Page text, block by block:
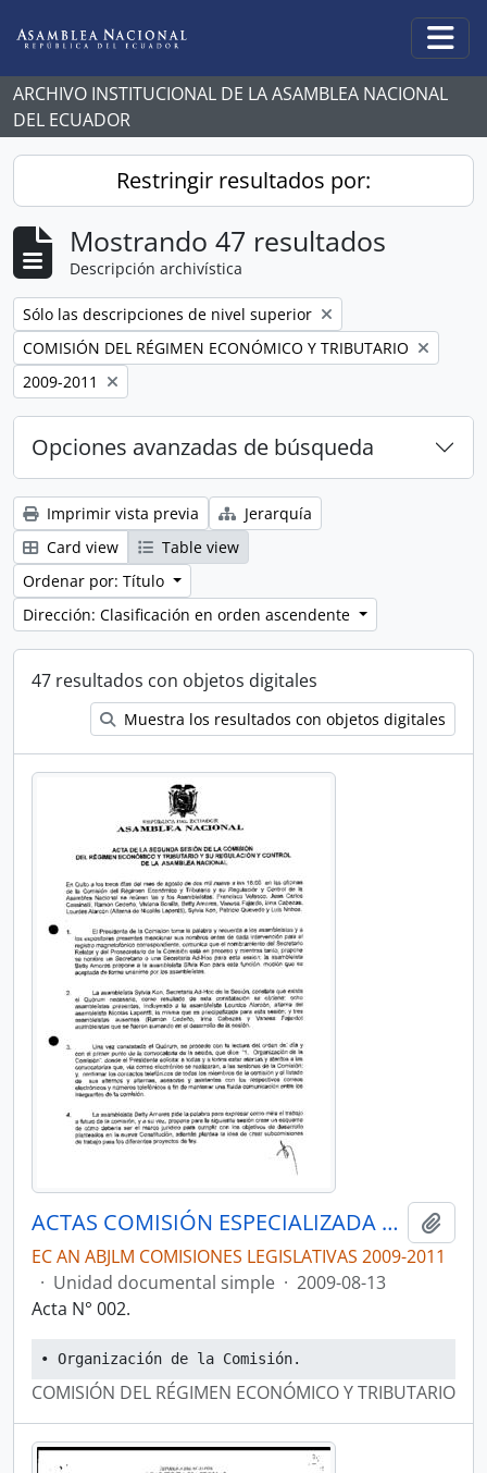
ARCHIVO INSTITUCIONAL DE LA ASAMBLEA NACIONAL
DEL ECUADOR
Restringir resultados por:
Mostrando 47 resultados
Descripción archivística
Remove filter:
Sólo las descripciones de nivel superior
Remove filter:
COMISIÓN DEL RÉGIMEN ECONÓMICO Y TRIBUTARIO
Remove filter:
2009-2011
Opciones avanzadas de búsqueda
Imprimir vista previa
Jerarquía
Card view
Table view
Ordenar por: Título
Dirección: Clasificación en orden ascendente
47 resultados con objetos digitales
Muestra los resultados con objetos digitales
ACTAS COMISIÓN ESPECIALIZADA PERMANENTE DEL RÉGIMEN ECONÓMICO Y TRIBUTARIO Y SU REGULACIÓN Y CONTROL
EC AN ABJLM COMISIONES LEGISLATIVAS 2009-2011
· Unidad documental simple · 2009-08-13
Acta N° 002.
• Organización de la Comisión.
COMISIÓN DEL RÉGIMEN ECONÓMICO Y TRIBUTARIO